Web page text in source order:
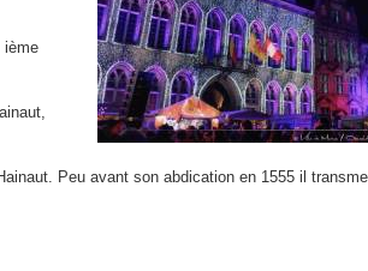
ième
Peu avant son abdication en 1555 il